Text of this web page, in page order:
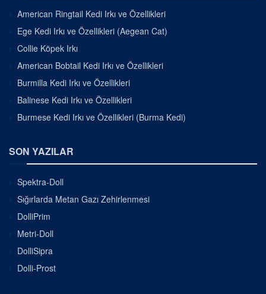
American Ringtail Kedi Irkı ve Özellikleri
Ege Kedi Irkı ve Özellikleri (Aegean Cat)
Collie Köpek Irkı
American Bobtail Kedi Irkı ve Özellikleri
Burmilla Kedi Irkı ve Özellikleri
Balinese Kedi Irkı ve Özellikleri
Burmese Kedi Irkı ve Özellikleri (Burma Kedi)
SON YAZILAR
Spektra-Doll
Sığırlarda Metan Gazı Zehirlenmesi
DolliPrim
Metri-Doll
DolliSipra
Dolli-Prost